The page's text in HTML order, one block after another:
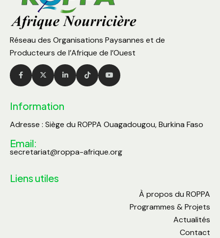
Réseau des Organisations Paysannes et de
Producteurs de l’Afrique de l’Ouest
Information
Adresse : Siège du ROPPA Ouagadougou, Burkina Faso
Email:
secretariat@roppa-afrique.org
Liens utiles
À propos du ROPPA
Programmes & Projets
Actualités
Contact